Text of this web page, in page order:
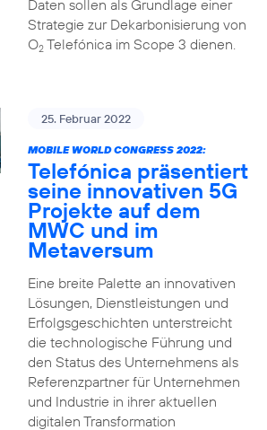
Daten sollen als Grundlage einer
Strategie zur Dekarbonisierung von
O2Telefónica im Scope 3 dienen.
25. Februar 2022
MOBILE WORLD CONGRESS 2022:
Telefónica präsentiert
seine innovativen 5G
Projekte auf dem
MWC und im
Metaversum
Eine breite Palette an innovativen
Lösungen, Dienstleistungen und
Erfolgsgeschichten unterstreicht
die technologische Führung und
den Status des Unternehmens als
Referenzpartner für Unternehmen
und Industrie in ihrer aktuellen
digitalen Transformation